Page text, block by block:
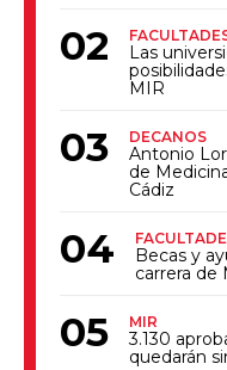
Las
MIR
DECANOS
Antonio
de
Cádiz
Becas y
carrera de
MIR
3.130
quedarán